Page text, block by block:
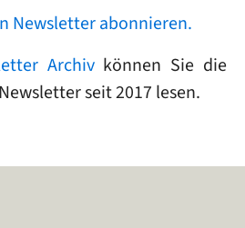
Newsletter abonnieren.
Archivkönnen Sie die
seit 2017 lesen.